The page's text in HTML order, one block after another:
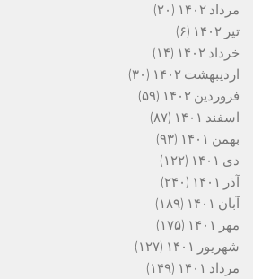
مرداد ۱۴۰۲
(۲۰)
تیر ۱۴۰۲
(۶)
خرداد ۱۴۰۲
(۱۴)
اردیبهشت ۱۴۰۲
(۳۰)
فروردین ۱۴۰۲
(۵۹)
اسفند ۱۴۰۱
(۸۷)
بهمن ۱۴۰۱
(۹۳)
دی ۱۴۰۱
(۱۲۲)
آذر ۱۴۰۱
(۲۴۰)
آبان ۱۴۰۱
(۱۸۹)
مهر ۱۴۰۱
(۱۷۵)
شهریور ۱۴۰۱
(۱۲۷)
مرداد ۱۴۰۱
(۱۴۹)